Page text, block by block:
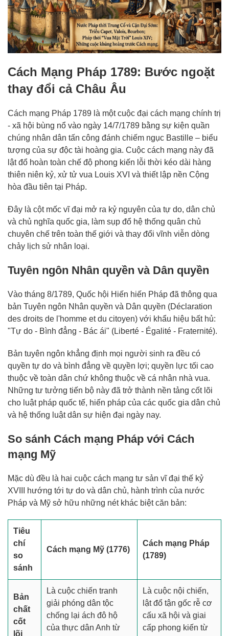
Cách Mạng Pháp 1789: Bước ngoặt
thay đổi cả Châu Âu
Cách mạng Pháp 1789 là một cuộc đại cách mạng chính trị
- xã hội bùng nổ vào ngày 14/7/1789 bằng sự kiện quần
chúng nhân dân tấn công đánh chiếm ngục Bastille – biểu
tượng của sự độc tài hoàng gia. Cuộc cách mạng này đã
lật đổ hoàn toàn chế độ phong kiến lỗi thời kéo dài hàng
thiên niên kỷ, xử tử vua Louis XVI và thiết lập nền Cộng
hòa đầu tiên tại Pháp.
Đây là cột mốc vĩ đại mở ra kỷ nguyên của tự do, dân chủ
và chủ nghĩa quốc gia, làm sụp đổ hệ thống quân chủ
chuyên chế trên toàn thế giới và thay đổi vĩnh viễn dòng
chảy lịch sử nhân loại.
Tuyên ngôn Nhân quyền và Dân quyền
Vào tháng 8/1789, Quốc hội Hiến hiến Pháp đã thông qua
bản Tuyên ngôn Nhân quyền và Dân quyền (Déclaration
des droits de l'homme et du citoyen) với khẩu hiệu bất hủ:
"Tự do - Bình đẳng - Bác ái" (Liberté - Égalité - Fraternité).
Bản tuyên ngôn khẳng định mọi người sinh ra đều có
quyền tự do và bình đẳng về quyền lợi; quyền lực tối cao
thuộc về toàn dân chứ không thuộc về cá nhân nhà vua.
Những tư tưởng tiến bộ này đã trở thành nền tảng cốt lõi
cho luật pháp quốc tế, hiến pháp của các quốc gia dân chủ
và hệ thống luật dân sự hiện đại ngày nay.
So sánh Cách mạng Pháp với Cách
mạng Mỹ
Mặc dù đều là hai cuộc cách mạng tư sản vĩ đại thế kỷ
XVIII hướng tới tự do và dân chủ, hành trình của nước
Pháp và Mỹ sở hữu những nét khác biệt căn bản:
Tiêu
chí
so
sánh
Cách mạng Mỹ (1776)
Cách mạng Pháp
(1789)
Bản
chất
cốt
lõi
Là cuộc chiến tranh
giải phóng dân tộc
chống lại ách đô hộ
của thực dân Anh từ
Là cuộc nội chiến,
lật đổ tận gốc rễ cơ
cấu xã hội và giai
cấp phong kiến từ